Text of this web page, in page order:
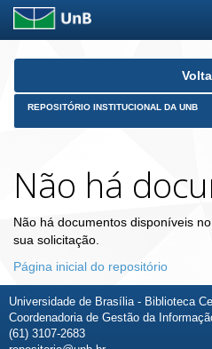
Skip
REPOSITÓRIO INSTITUCIONAL DA UNB
Não há
Não há documentos disponíveis
sua solicitação.
Página inicial do repositório
Universidade de Brasília - Biblioteca
Coordenadoria de Gestão da
(61) 3107-2683